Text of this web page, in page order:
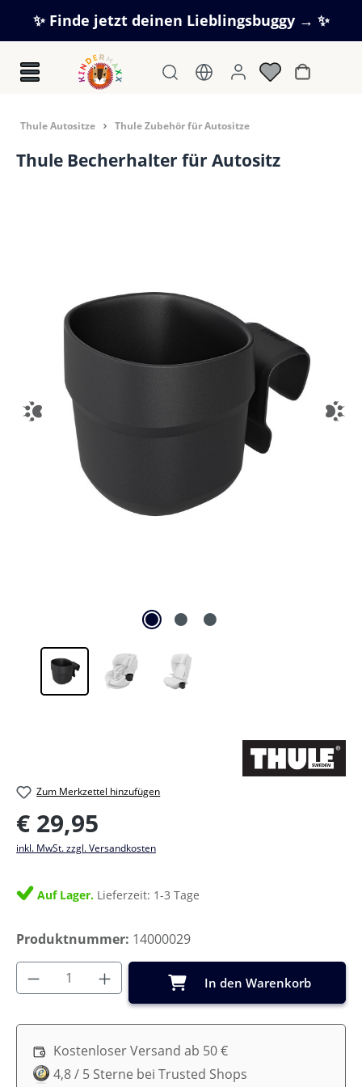
Zum Hauptinhalt springen
✨ Finde jetzt deinen Lieblingsbuggy → ✨
Thule Autositze Thule Zubehör für Autositze
Thule Becherhalter für Autositz
Zum Merkzettel hinzufügen
Regulärer Preis:
€ 29,95
inkl. MwSt. zzgl. Versandkosten
Auf Lager. Lieferzeit: 1-3 Tage
Produktnummer: 14000029
Produkt Anzahl: Gib den gewünschten
In den Warenkorb
Kostenloser Versand ab 50 €
4,8 / 5 Sterne bei Trusted Shops